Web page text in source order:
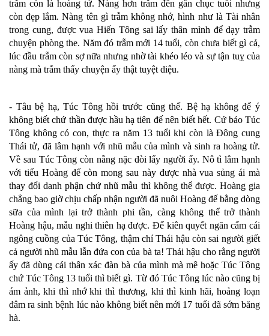
trẫm còn là hoàng tử. Nàng hơn trẫm đến gần chục tuổi nhưng
còn đẹp lắm. Nàng tên gì trẫm không nhớ, hình như là Tài nhân
trong cung, được vua Hiến Tông sai lấy thân mình để dạy trẫm
chuyện phòng the. Năm đó trẫm mới 14 tuổi, còn chưa biết gì cả,
lúc đầu trẫm còn sợ nữa nhưng nhờ tài khéo léo và sự tận tuỵ của
nàng mà trẫm thấy chuyện ấy thật tuyệt diệu.
- Tâu bệ hạ, Túc Tông hồi trước cũng thế. Bệ hạ không để ý
không biết chứ thần được hầu hạ tiên đế nên biết hết. Cứ bảo Túc
Tông không có con, thực ra năm 13 tuổi khi còn là Đông cung
Thái tử, đã lâm hạnh với nhũ mẫu của mình và sinh ra hoàng tử.
Về sau Túc Tông còn nằng nặc đòi lấy người ấy. Nô tì lâm hạnh
với tiểu Hoàng đế còn mong sau này được nhà vua sủng ái mà
thay đổi danh phận chứ nhũ mẫu thì không thể được. Hoàng gia
chẳng bao giờ chịu chấp nhận người đã nuôi Hoàng đế bằng dòng
sữa của mình lại trở thành phi tần, càng không thể trở thành
Hoàng hậu, mẫu nghi thiên hạ được. Để kiên quyết ngăn cấm cái
ngông cuồng của Túc Tông, thậm chí Thái hậu còn sai người giết
cả người nhũ mẫu lẫn đứa con của bà ta! Thái hậu cho rằng người
ấy đã dùng cái thân xác đàn bà của mình mà mê hoặc Túc Tông
chứ Túc Tông 13 tuổi thì biết gì. Từ đó Túc Tông lúc nào cũng bị
ám ảnh, khi thì nhớ khi thì thương, khi thì kinh hãi, hoảng loạn
đâm ra sinh bệnh lúc nào không biết nên mới 17 tuổi đã sớm băng
hà.